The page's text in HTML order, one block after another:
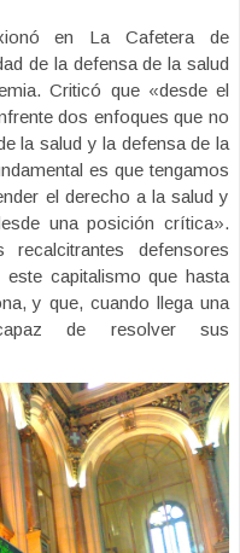
en La Cafetera de
de la defensa de la salud
Criticó que «desde el
dos enfoques que no
la salud y la defensa de la
es que tengamos
el derecho a la salud y
una posición crítica».
defensores
capitalismo que hasta
y que, cuando llega una
de resolver sus